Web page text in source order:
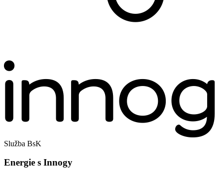
Služba BsK
Energie s Innogy